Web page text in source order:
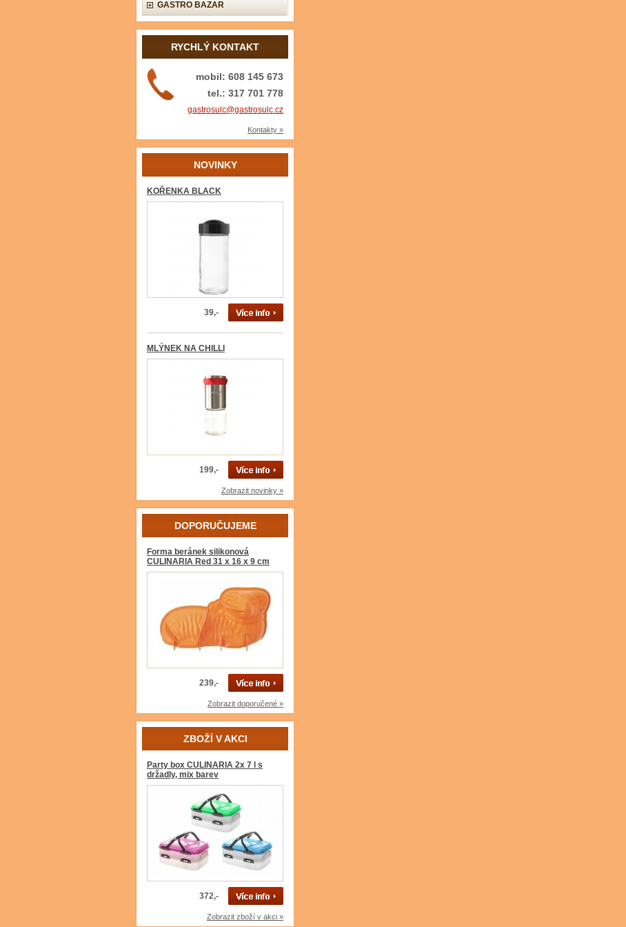
GASTRO BAZAR
RYCHLÝ KONTAKT
mobil: 608 145 673
tel.: 317 701 778
gastrosulc@gastrosulc.cz
Kontakty »
NOVINKY
KOŘENKA BLACK
39,-
MLÝNEK NA CHILLI
199,-
Zobrazit novinky »
DOPORUČUJEME
Forma beránek silikonová
CULINARIA Red 31 x 16 x 9 cm
239,-
Zobrazit doporučené »
ZBOŽÍ V AKCI
Party box CULINARIA 2x 7 l s
držadly, mix barev
372,-
Zobrazit zboží v akci »